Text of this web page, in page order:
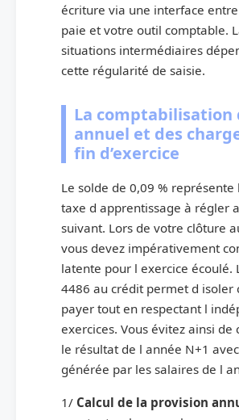
écriture via une interface
paie et votre outil comptable.
situations intermédiaires
cette régularité de saisie.
La comptabilisation
annuel et des
fin d’exercice
Le solde de 0,09 %
taxe d apprentissage à régler
suivant. Lors de votre clôture
vous devez impérativement
latente pour l exercice écoulé.
4486 au crédit permet d isoler
payer tout en respectant l
exercices. Vous évitez ainsi
le résultat de l année N+1
générée par les salaires de l
1/ Calcul de la provision